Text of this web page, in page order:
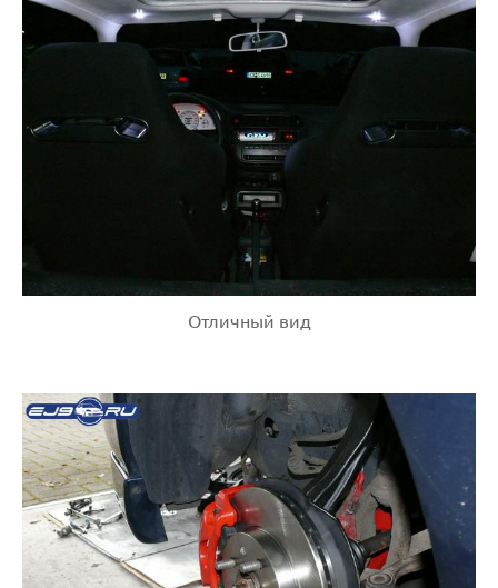
Отличный вид